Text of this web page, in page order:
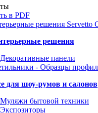
в PDF
решения
Декоративные панели
для шоу-румов и салонов
Муляжи бытовой техники
Экспозиторы